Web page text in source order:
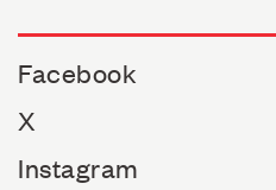
Facebook
X
Instagram